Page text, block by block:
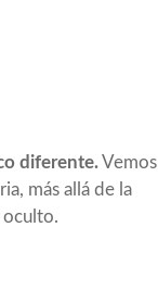
diferente.Vemos
más allá de la
oculto.